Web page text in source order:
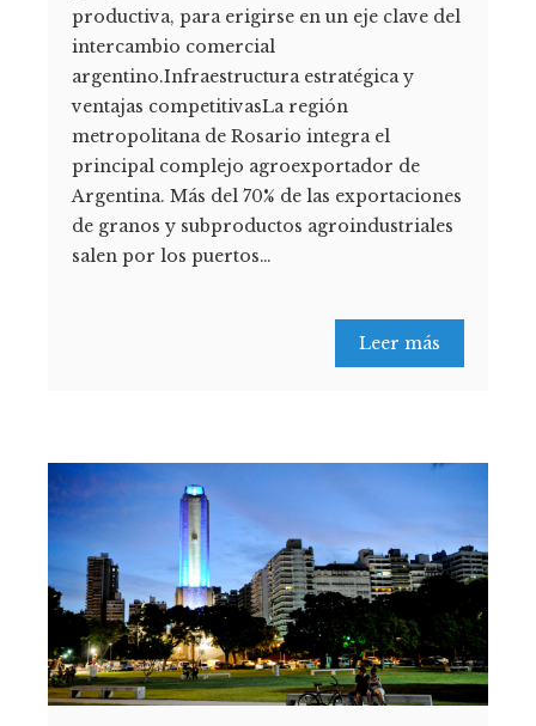
productiva, para erigirse en un eje clave del
intercambio comercial
argentino.Infraestructura estratégica y
ventajas competitivasLa región
metropolitana de Rosario integra el
principal complejo agroexportador de
Argentina. Más del 70% de las exportaciones
de granos y subproductos agroindustriales
salen por los puertos…
Leer más